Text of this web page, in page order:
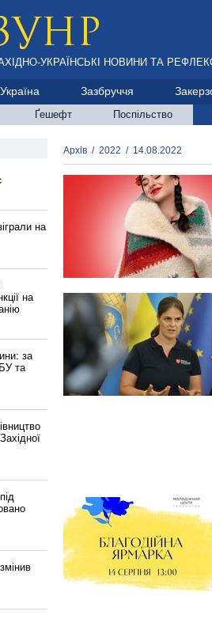
УКРАЇНСЬКІ НОВИНИ ТА
Зазбруччя
Ґешефт Поспільство
на
на
за
та
Архів / 2022 / 14.08.2022